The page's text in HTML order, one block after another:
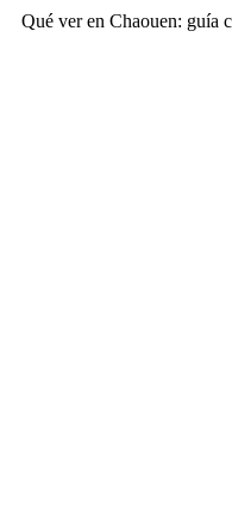
Qué ver en Chaouen: guía